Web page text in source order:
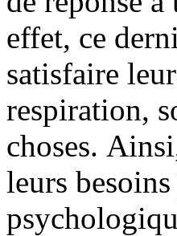
effet, ce
satisfaire
respiration,
choses.
leurs